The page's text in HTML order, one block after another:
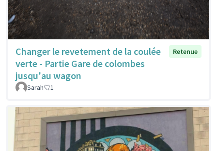
Changer le revetement de la coulée
verte - Partie Gare de colombes
jusqu'au wagon
Retenue
Sarah 1